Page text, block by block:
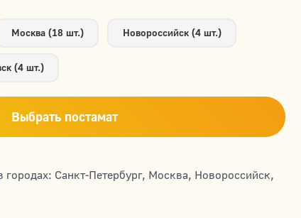
Москва (18 шт.) Новороссийск (4 шт.)
(4 шт.)
Выбрать постамат
Санкт-Петербург, Москва, Новороссийск,